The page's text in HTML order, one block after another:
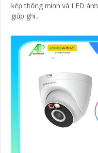
kép thông minh và LED
giúp ghi...